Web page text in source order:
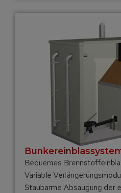
Bequemes
Variable
Staubarme Absaugung der